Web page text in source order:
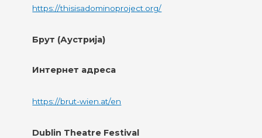
https://thisisadominoproject.org/
Брут (Аустрија)
Интернет адреса
https://brut-wien.at/en
Dublin Theatre Festival